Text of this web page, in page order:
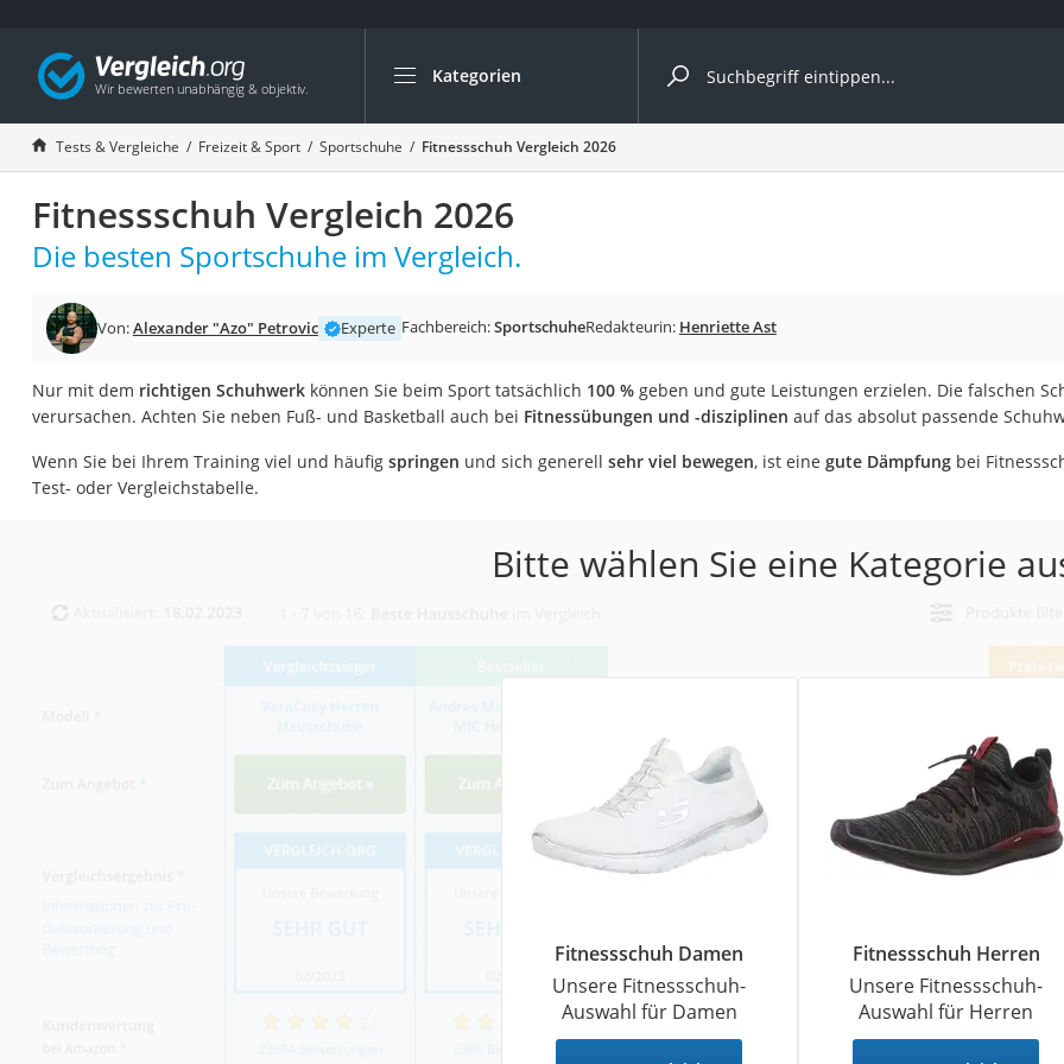
Kategorien
Die beliebtesten Vergleiche nach Kategorie
Freizeit & Sport
Gartentrampolin
Trampolin
Metalldetektor
Eufab-Fahrradträger
Trampolin 366 cm
Aluminium-Koffer
Air Bike
Trekkingschuhe Herren
Vibrationsplatte
Wanderschuhe Herren
Tests & Vergleiche Freizeit & Sport Sportschuhe Fitnessschuh Vergleich 2026
Fitnessschuh Vergleich 2026
Die besten Sportschuhe im Vergleich.
Von:Alexander "Azo" Petrovic Experte Fachbereich:SportschuheRedakteurin: Henriette Ast
Nur mit dem richtigen Schuhwerkkönnen Sie beim Sport tatsächlich 100 %geben und gute Leistungen erzielen. Die falschen
verursachen. Achten Sie neben Fuß- und Basketball auch bei Fitnessübungen und -disziplinen auf das absolut passende
Wenn Sie bei Ihrem Training viel und häufig springen und sich generell sehr viel bewegen, ist eine gute Dämpfungbei
Test- oder Vergleichstabelle.
Bitte wählen Sie eine Kategorie
Fitnessschuh Damen
Unsere Fitnessschuh-
Auswahl für Damen
Fitnessschuh Herren
Unsere Fitnessschuh-
Auswahl für Herren